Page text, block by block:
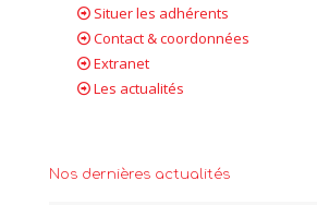
Situer les adhérents
Contact & coordonnées
Extranet
Les actualités
Nos dernières actualités